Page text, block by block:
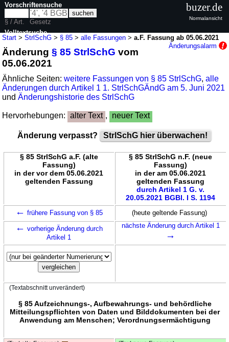
Start >StrlSchG > § 85 >alle Fassungen >a.F. Fassung ab 05.06.2021
Änderungsalarm
Änderung§ 85 StrlSchG vom
05.06.2021
Ähnliche Seiten:weitere Fassungen von § 85 StrlSchG,alle
Änderungen durch Artikel 1 1. StrlSchGÄndG am 5. Juni 2021
undÄnderungshistorie des StrlSchG
Hervorhebungen: alter Text , neuer Text
Änderung verpasst? StrlSchG hier überwachen!
§ 85 StrlSchG a.F. (alte
Fassung)
in der vor dem 05.06.2021
geltenden Fassung
§ 85 StrlSchG n.F. (neue
Fassung)
in der am 05.06.2021
geltenden Fassung
durch Artikel 1 G. v.
20.05.2021 BGBl. I S. 1194
← frühere Fassung von § 85 (heute geltende Fassung)
← vorherige Änderung durch
Artikel 1
nächste Änderung durch Artikel 1
→
(Textabschnitt unverändert)
§ 85 Aufzeichnungs-, Aufbewahrungs- und behördliche
Mitteilungspflichten von Daten und Bilddokumenten bei der
Anwendung am Menschen; Verordnungsermächtigung
Vorschriftensuche
§ / Art.
Gesetz
Volltextsuche
nur in StrlSchG
buzer.de
Normalansicht